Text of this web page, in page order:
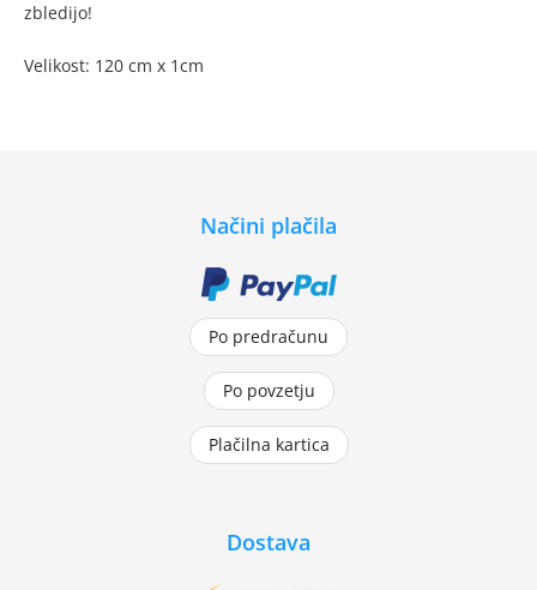
zbledijo!
Velikost: 120 cm x 1cm
Načini plačila
Po predračunu
Po povzetju
Plačilna kartica
Dostava